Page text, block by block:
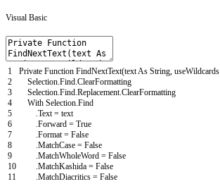
Visual Basic
1
2
3
4
5
6
7
8
9
10
11
Private Function FindNextText(text As String useWildcards
Selection Find ClearFormatting
Selection Find Replacement ClearFormatting
With Selection Find
Text = text
Forward = True
Format = False
MatchCase = False
MatchWholeWord = False
MatchKashida = False
MatchDiacritics = False